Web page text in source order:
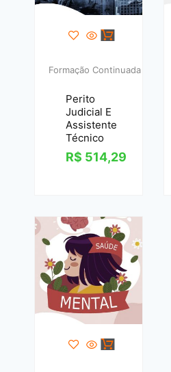
Formação Continuada
Perito
Judicial E
Assistente
Técnico
R$ 514,29